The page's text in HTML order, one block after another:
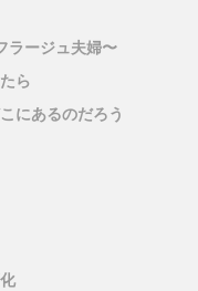
ラージュ夫婦〜
ら
にあるのだろう